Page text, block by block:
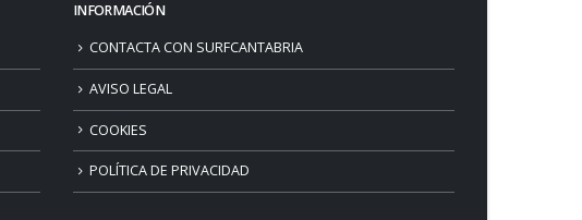
INFORMACIÓN
CONTACTA CON SURFCANTABRIA
AVISO LEGAL
COOKIES
POLÍTICA DE PRIVACIDAD